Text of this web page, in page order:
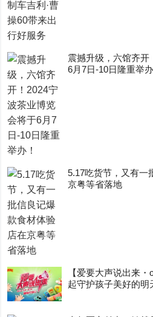
震撼升级，六馆齐开
6月7日-10日隆重举办
5.17吃货节，又有一
京粤等省落地
【爱要大声说出来
起守护孩子美好的明